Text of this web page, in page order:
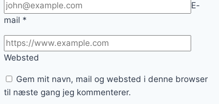
E-
mail *
Websted
Gem mit navn, mail og websted i denne browser
til næste gang jeg kommenterer.